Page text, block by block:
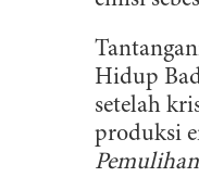
Hidup
setelah
produksi